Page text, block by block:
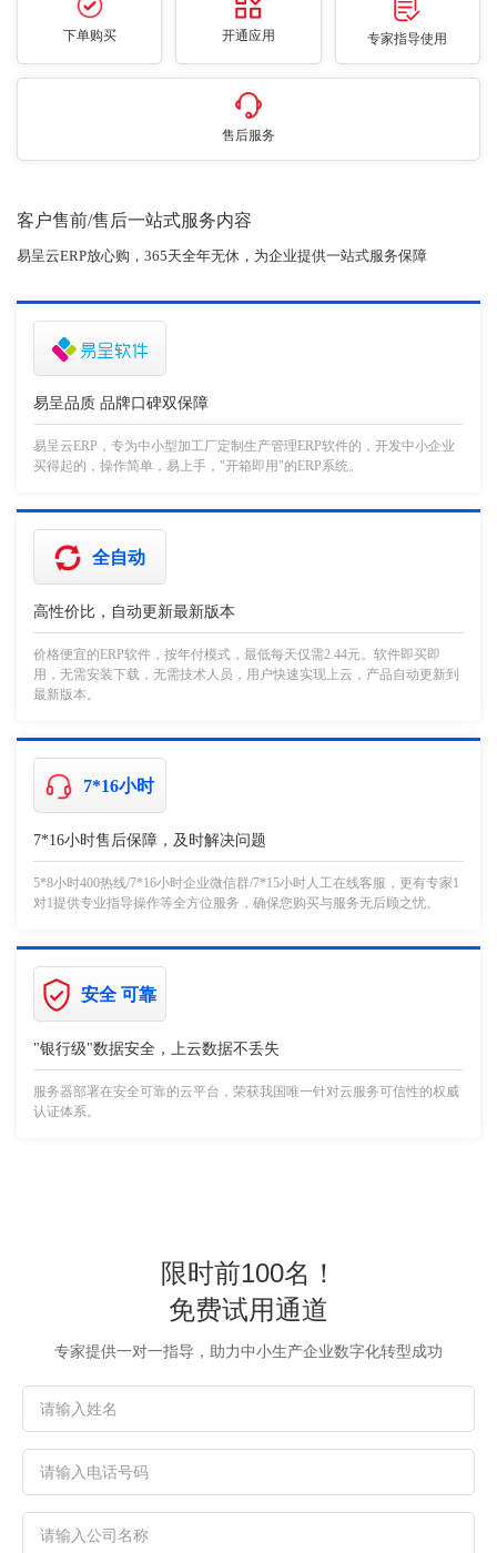
下单购买 开通应用 专家指导使用
售后服务
客户售前/售后一站式服务内容
易呈云ERP放心购，365天全年无休，为企业提供一站式服务保障
易呈品质 品牌口碑双保障
易呈云ERP，专为中小型加工厂定制生产管理ERP软件的，开发中小企业
买得起的，操作简单，易上手，"开箱即用"的ERP系统。
全自动
高性价比，自动更新最新版本
价格便宜的ERP软件，按年付模式，最低每天仅需2.44元。软件即买即
用，无需安装下载，无需技术人员，用户快速实现上云，产品自动更新到
最新版本。
7*16小时
7*16小时售后保障，及时解决问题
5*8小时400热线/7*16小时企业微信群/7*15小时人工在线客服，更有专家1
对1提供专业指导操作等全方位服务，确保您购买与服务无后顾之忧。
安全 可靠
"银行级"数据安全，上云数据不丢失
服务器部署在安全可靠的云平台，荣获我国唯一针对云服务可信性的权威
认证体系。
限时前100名！
免费试用通道
专家提供一对一指导，助力中小生产企业数字化转型成功